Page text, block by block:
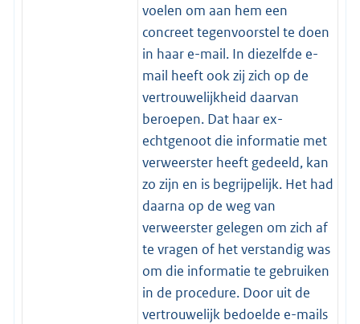
voelen om aan hem een
concreet tegenvoorstel te doen
in haar e-mail. In diezelfde e-
mail heeft ook zij zich op de
vertrouwelijkheid daarvan
beroepen. Dat haar ex-
echtgenoot die informatie met
verweerster heeft gedeeld, kan
zo zijn en is begrijpelijk. Het had
daarna op de weg van
verweerster gelegen om zich af
te vragen of het verstandig was
om die informatie te gebruiken
in de procedure. Door uit de
vertrouwelijk bedoelde e-mails